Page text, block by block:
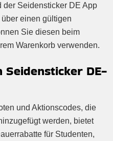
der Seidensticker DE App
einen gültigen
Sie diesen beim
Warenkorb verwenden.
DE-
und Aktionscodes, die
werden, bietet
für Studenten,